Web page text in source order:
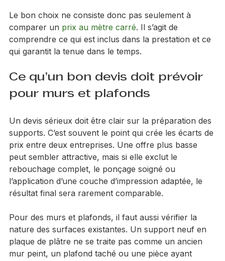
Le bon choix ne consiste donc pas seulement à
comparer un prix au mètre carré. Il s’agit de
comprendre ce qui est inclus dans la prestation et ce
Ce qu’un bon devis doit prévoir
Un devis sérieux doit être clair sur la préparation des
supports. C’est souvent le point qui crée les écarts de
prix entre deux entreprises. Une offre plus basse
peut sembler attractive, mais si elle exclut le
rebouchage complet, le ponçage soigné ou
l’application d’une couche d’impression adaptée, le
Pour des murs et plafonds, il faut aussi vérifier la
nature des surfaces existantes. Un support neuf en
plaque de plâtre ne se traite pas comme un ancien